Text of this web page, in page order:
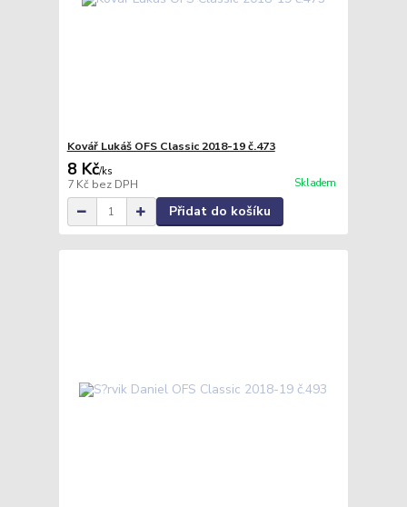
Kovář Lukáš OFS Classic 2018-19 č.473
8 Kč/ks
7 Kč bez DPH Skladem
Přidat do košíku